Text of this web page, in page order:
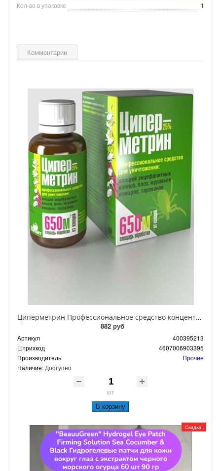
Кол-во в упаковке
1
Комментарии
Циперметрин Профессиональное средство концентрат эмульсии 25% для уничтожения тараканов, мух,комаров, блох, клопов, муравьев, ос 50 мл
882 руб
Артикул
400395213
Штрихкод
4607006903395
Производитель
Прочие
Наличие: Доступно
шт
В корзину
Скидка!